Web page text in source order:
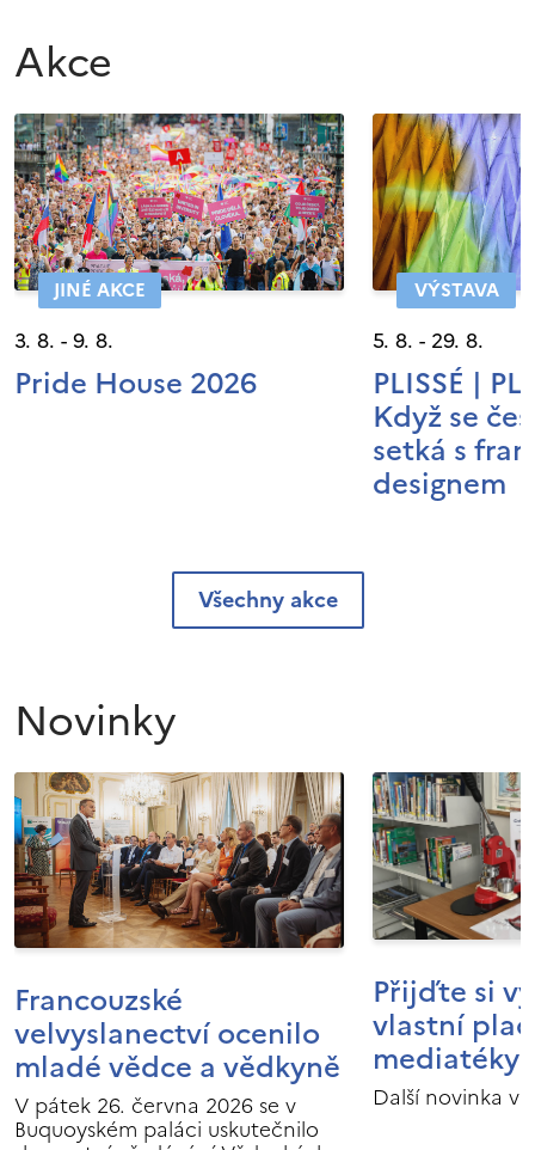
Akce
JINÉ AKCE
3. 8. - 9. 8.
Pride House 2026
VÝSTAVA
5. 8. - 29. 8.
PLISSÉ |
Když se
setká s
designem
Všechny akce
Novinky
Francouzské
velvyslanectví ocenilo
mladé vědce a vědkyně
V pátek 26. června 2026 se v
Buquoyském paláci uskutečnilo
Přijďte si
vlastní
mediatéky
Další novinka v